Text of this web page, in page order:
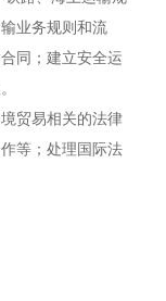
业务规则和流
同；建立安全运
贸易相关的法律
等；处理国际法